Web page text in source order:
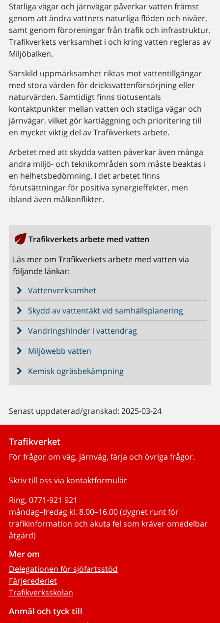
Statliga vägar och järnvägar påverkar vatten främst
genom att ändra vattnets naturliga flöden och nivåer,
samt genom föroreningar från trafik och infrastruktur.
Trafikverkets verksamhet i och kring vatten regleras av
Miljöbalken.
Särskild uppmärksamhet riktas mot vattentillgångar
med stora värden för dricksvattenförsörjning eller
naturvärden. Samtidigt finns tiotusentals
kontaktpunkter mellan vatten och statliga vägar och
järnvägar, vilket gör kartläggning och prioritering till
en mycket viktig del av Trafikverkets arbete.
Arbetet med att skydda vatten påverkar även många
andra miljö- och teknikområden som måste beaktas i
en helhetsbedömning. I det arbetet finns
förutsättningar för positiva synergieffekter, men
ibland även målkonflikter.
Trafikverkets arbete med vatten
Läs mer om Trafikverkets arbete med vatten via
följande länkar:
Vattenverksamhet
Skydd av vattentäkt vid samhällsplanering
Vandringshinder i vattendrag
Miljöwebb vatten
Kemisk ogräsbekämpning
Senast uppdaterad/granskad: 2025-03-24
Trafikverket
För frågor om väg, järnväg, färja och övriga frågor.
Skriv till oss via kontaktformulär
Ring, 0771-921 921
måndag–fredag kl. 8.00–16.00 (dygnet runt för
trafikinformation och akuta fel som kräver omedelbar
åtgärd)
Mer om
Delegationen för sjöfartsstöd
Färjerederiet
Trafikverksskolan
Anmäl och tyck till